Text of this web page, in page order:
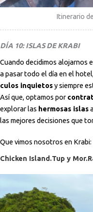
Itinerario
DÍA 10: ISLAS DE KRABI
Cuando decidimos alojarnos
a pasar todo el día en el
culos inquietosy siempre
Así que, optamos por
explorar las hermosas islas
las mejores decisiones que
Que vimos nosotros en Krabi:
Chicken Island.Tup y Mor.